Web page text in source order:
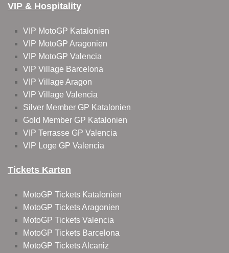
VIP & Hospitality
VIP MotoGP Katalonien
VIP MotoGP Aragonien
VIP MotoGP Valencia
VIP Village Barcelona
VIP Village Aragon
VIP Village Valencia
Silver Member GP Katalonien
Gold Member GP Katalonien
VIP Terrasse GP Valencia
VIP Loge GP Valencia
Tickets Karten
MotoGP Tickets Katalonien
MotoGP Tickets Aragonien
MotoGP Tickets Valencia
MotoGP Tickets Barcelona
MotoGP Tickets Alcaniz